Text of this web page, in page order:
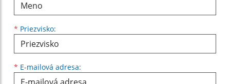
* Priezvisko:
* E-mailová adresa: